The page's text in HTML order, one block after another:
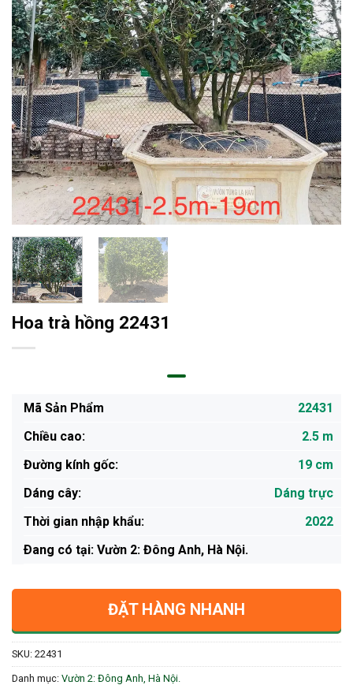
Hoa trà hồng 22431
Mã Sản Phẩm
22431
Chiều cao:
2.5 m
Đường kính gốc:
19 cm
Dáng cây:
Dáng trực
Thời gian nhập khẩu:
2022
Ðang có tại: Vườn 2: Đông Anh, Hà Nội.
ĐẶT HÀNG NHANH
SKU: 22431
Danh mục: Vườn 2: Đông Anh, Hà Nội.